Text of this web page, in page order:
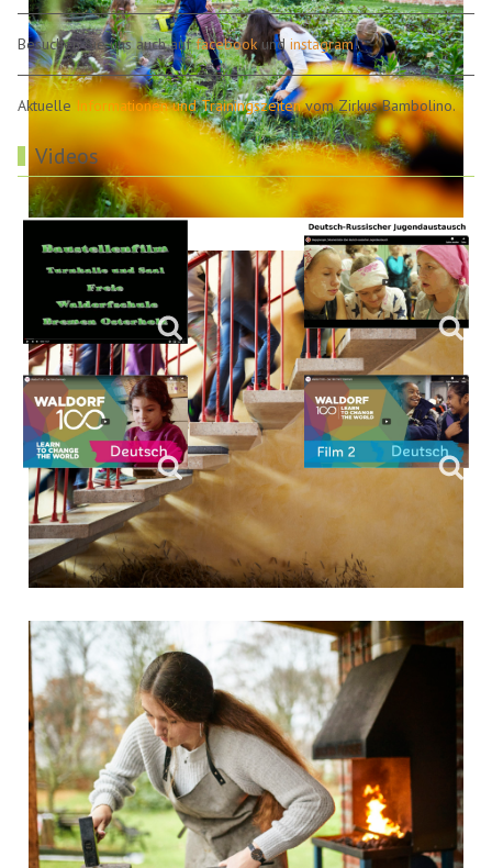
Besuchen Sie uns auch auffacebookundinstagram!
Aktuelle Informationen und Trainingszeitenvom Zirkus Bambolino.
Videos